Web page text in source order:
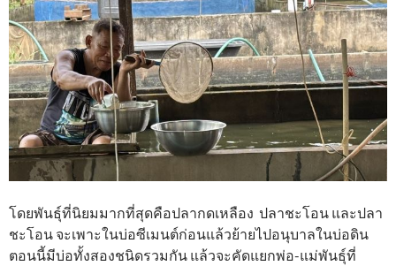
โดยพันธุ์ที่นิยมมากที่สุดคือปลากดเหลือง ปลาชะโอน และปลา
ชะโอน จะเพาะในบ่อซีเมนต์ก่อนแล้วย้ายไปอนุบาลในบ่อดิน
ตอนนี้มีบ่อทั้งสองชนิดรวมกัน แล้วจะคัดแยกพ่อ-แม่พันธุ์ที่